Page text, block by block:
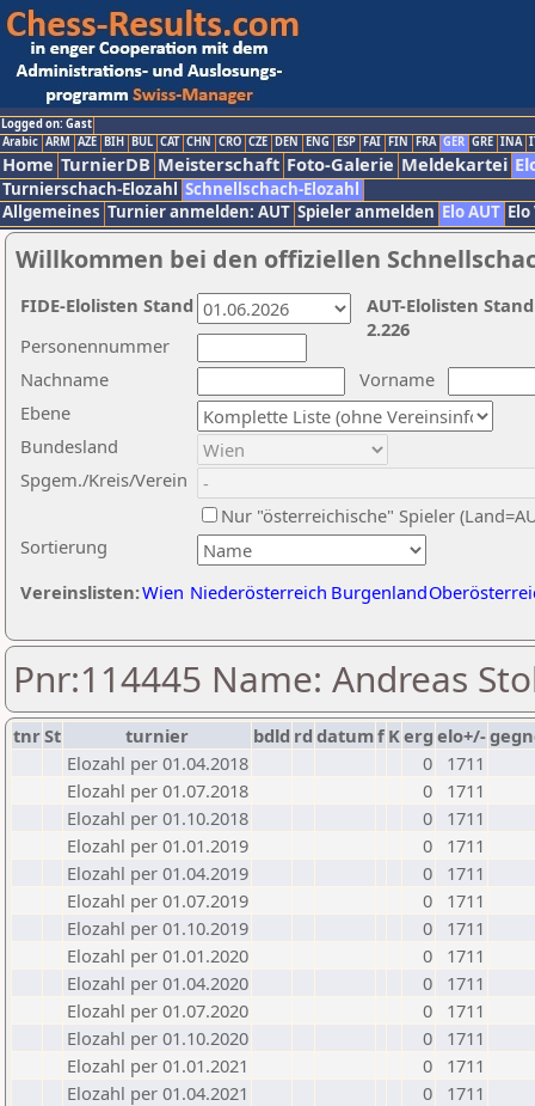
Logged on: Gast
Arabic ARM AZE BIH BUL CAT CHN CRO CZE DEN ENG ESP FAI FIN FRA GER GRE INA
Home TurnierDB Meisterschaft Foto-Galerie Meldekartei
Turnierschach-Elozahl Schnellschach-Elozahl
Allgemeines Turnier anmelden: AUT Spieler anmelden Elo AUT
Willkommen bei den offiziellen
Nachname
Vorname
Ebene
Sortierung
Personennummer
Bundesland
Spgem./Kreis/Verein
Nur "österreichische" Spieler
Vereinslisten:Wien Niederösterreich Burgenland
AUT-Elolisten
2.226
FIDE-Elolisten Stand
Pnr:114445 Name: Andreas
tnrSt turnier bdld rd datumf Kerg elo+/-
Elozahl per 01.04.2018
0
1711
Elozahl per 01.07.2018
0
1711
Elozahl per 01.10.2018
0
1711
Elozahl per 01.01.2019
0
1711
Elozahl per 01.04.2019
0
1711
Elozahl per 01.07.2019
0
1711
Elozahl per 01.10.2019
0
1711
Elozahl per 01.01.2020
0
1711
Elozahl per 01.04.2020
0
1711
Elozahl per 01.07.2020
0
1711
Elozahl per 01.10.2020
0
1711
Elozahl per 01.01.2021
0
1711
Elozahl per 01.04.2021
0
1711